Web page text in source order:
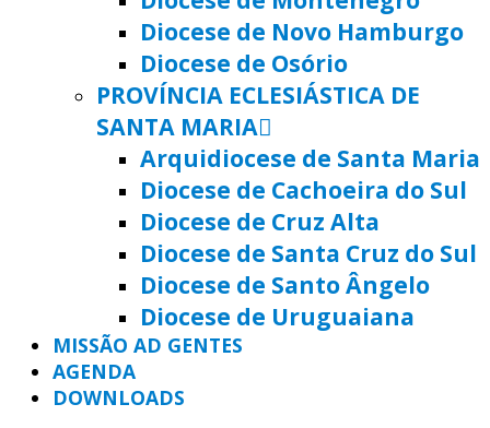
Diocese de Novo Hamburgo
Diocese de Osório
PROVÍNCIA ECLESIÁSTICA DE
SANTA MARIA
Arquidiocese de Santa Maria
Diocese de Cachoeira do Sul
Diocese de Cruz Alta
Diocese de Santa Cruz do Sul
Diocese de Santo Ângelo
Diocese de Uruguaiana
MISSÃO AD GENTES
AGENDA
DOWNLOADS